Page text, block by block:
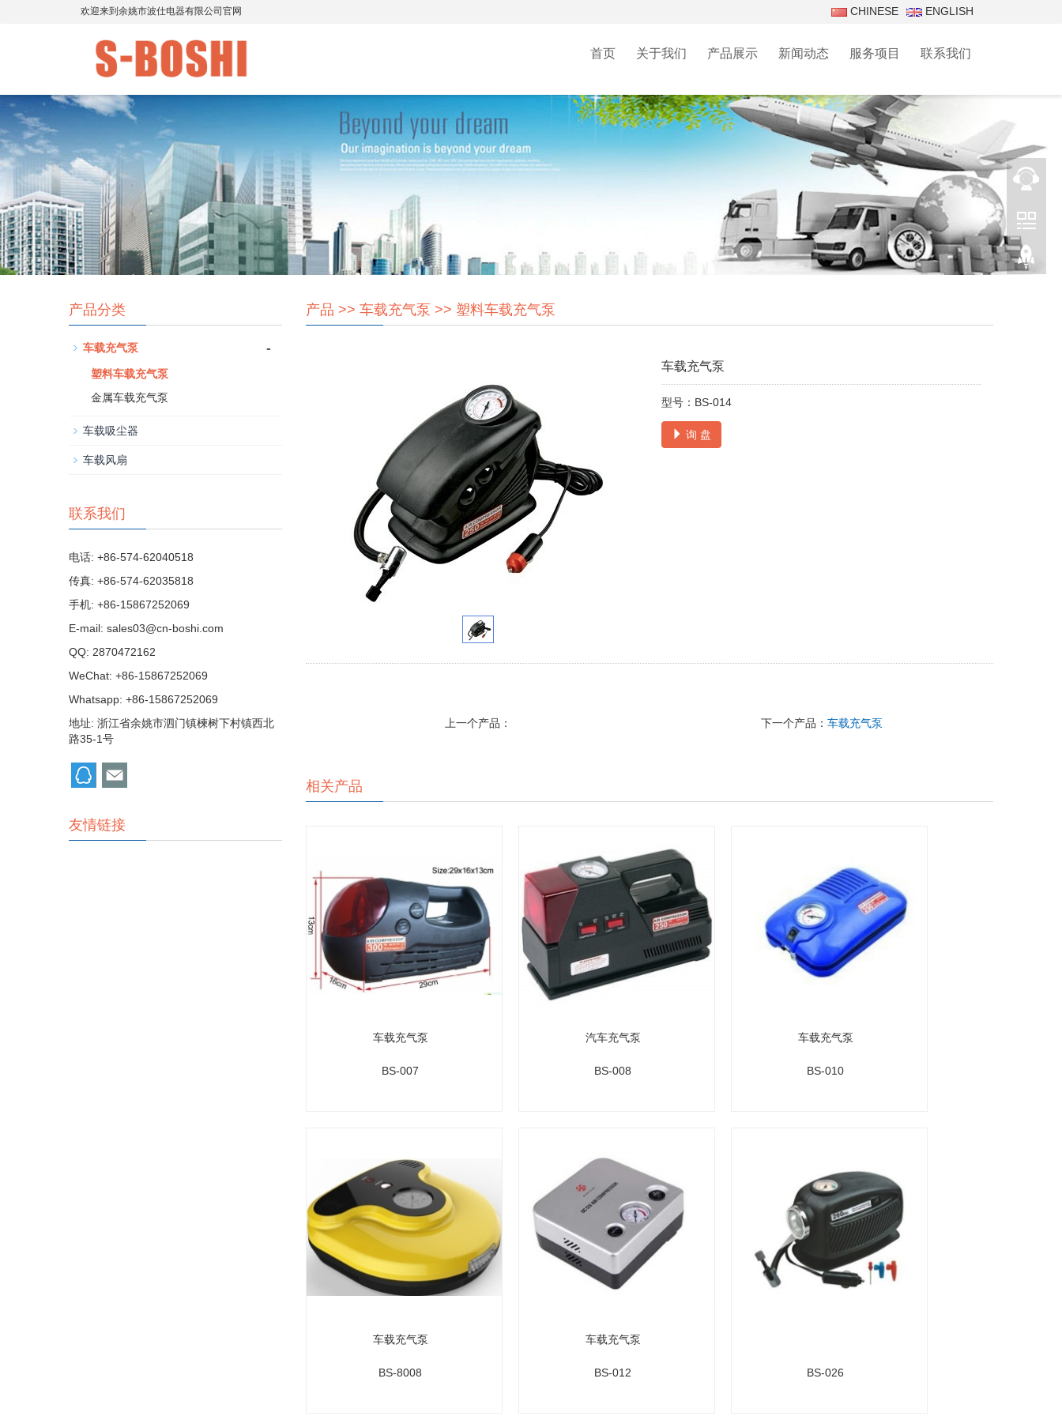
欢迎来到余姚市波仕电器有限公司官网 CHINESE ENGLISH
首页 关于我们 产品展示 新闻动态 服务项目 联系我们
产品 >> 车载充气泵 >> 塑料车载充气泵
车载充气泵
型号：BS-014
询 盘
上一个产品： 下一个产品： 车载充气泵
相关产品
车载充气泵
BS-007
汽车充气泵
BS-008
车载充气泵
BS-010
车载充气泵
BS-8008
车载充气泵
BS-012 BS-026
产品分类
车载充气泵 -
塑料车载充气泵
金属车载充气泵
车载吸尘器
车载风扇
联系我们
电话: +86-574-62040518
传真: +86-574-62035818
手机: +86-15867252069
E-mail: sales03@cn-boshi.com
QQ: 2870472162
WeChat: +86-15867252069
Whatsapp: +86-15867252069
地址: 浙江省余姚市泗门镇楝树下村镇西北
路35-1号
友情链接